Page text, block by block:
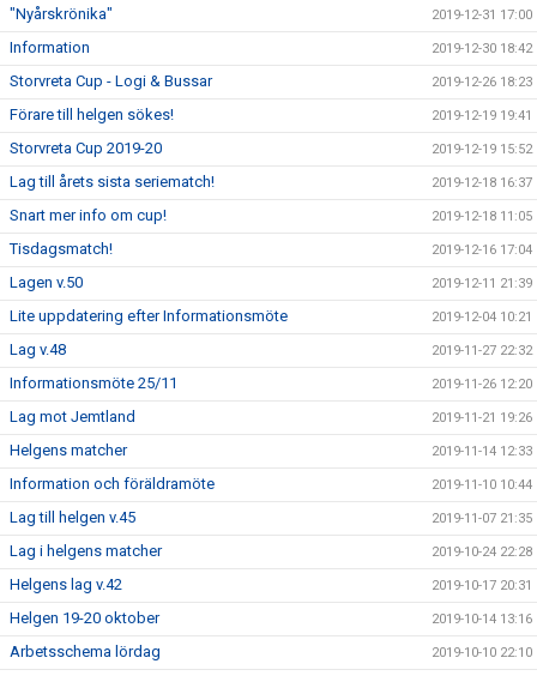
"Nyårskrönika" 2019-12-31 17:00
Information 2019-12-30 18:42
Storvreta Cup - Logi & Bussar 2019-12-26 18:23
Förare till helgen sökes! 2019-12-19 19:41
Storvreta Cup 2019-20 2019-12-19 15:52
Lag till årets sista seriematch! 2019-12-18 16:37
Snart mer info om cup! 2019-12-18 11:05
Tisdagsmatch! 2019-12-16 17:04
Lagen v.50 2019-12-11 21:39
Lite uppdatering efter Informationsmöte 2019-12-04 10:21
Lag v.48 2019-11-27 22:32
Informationsmöte 25/11 2019-11-26 12:20
Lag mot Jemtland 2019-11-21 19:26
Helgens matcher 2019-11-14 12:33
Information och föräldramöte 2019-11-10 10:44
Lag till helgen v.45 2019-11-07 21:35
Lag i helgens matcher 2019-10-24 22:28
Helgens lag v.42 2019-10-17 20:31
Helgen 19-20 oktober 2019-10-14 13:16
Arbetsschema lördag 2019-10-10 22:10